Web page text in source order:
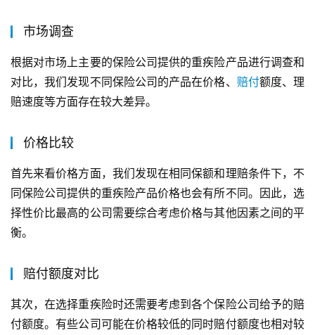
市场调查
根据对市场上主要的保险公司提供的重疾险产品进行调查和
对比，我们发现不同保险公司的产品在价格、 赔付额度、理
赔速度等方面存在较大差异。
价格比较
首先来看价格方面，我们发现在相同保额和理赔条件下，不
同保险公司提供的重疾险产品价格也会有所不同。因此，选
择性价比最高的公司需要综合考虑价格与其他因素之间的平
衡。
赔付额度对比
其次，在选择重疾险时还需要考虑到各个保险公司给予的赔
付额度。有些公司可能在价格较低的同时赔付额度也相对较